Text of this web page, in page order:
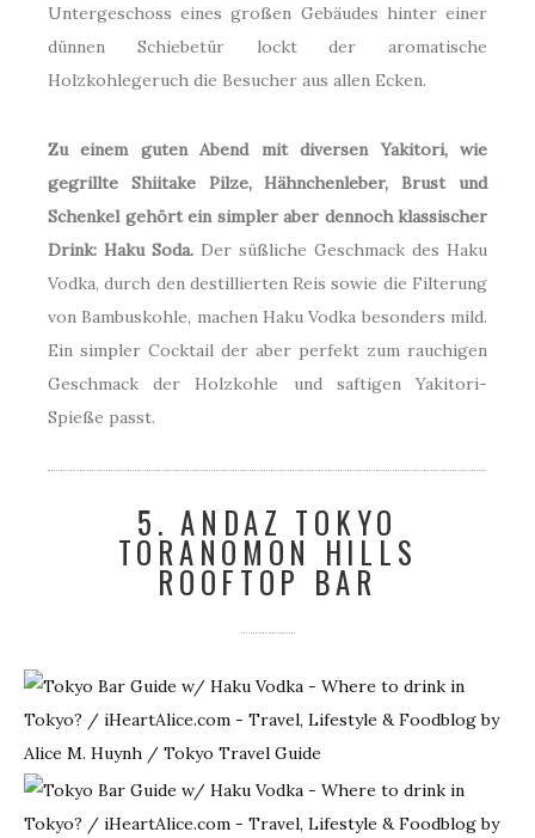
Untergeschoss eines großen Gebäudes hinter einer
dünnen Schiebetür lockt der aromatische
Holzkohlegeruch die Besucher aus allen Ecken.
Zu einem guten Abend mit diversen Yakitori, wie
gegrillte Shiitake Pilze, Hähnchenleber, Brust und
Schenkel gehört ein simpler aber dennoch klassischer
Drink: Haku Soda. Der süßliche Geschmack des Haku
Vodka, durch den destillierten Reis sowie die Filterung
von Bambuskohle, machen Haku Vodka besonders mild.
Ein simpler Cocktail der aber perfekt zum rauchigen
Geschmack der Holzkohle und saftigen Yakitori-
Spieße passt.
5. ANDAZ TOKYO
TORANOMON HILLS
ROOFTOP BAR